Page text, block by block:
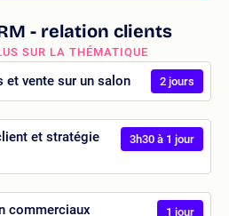
- relation clients
SUR LA THÉMATIQUE
vente sur un salon 2 jours
et stratégie
3h30 à 1 jour
commerciaux 1 jour